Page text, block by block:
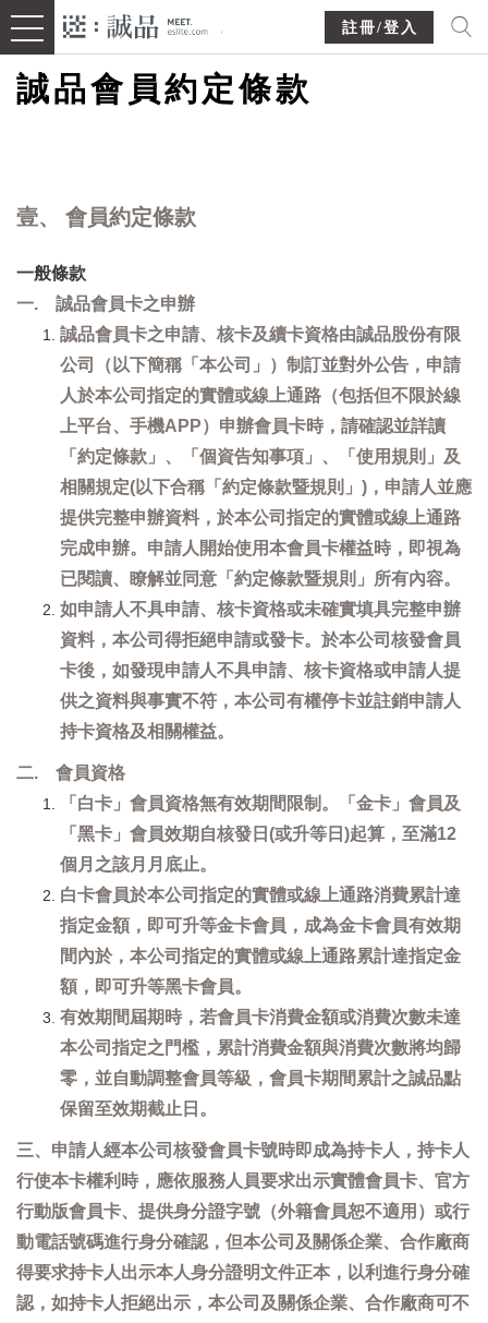
註冊/登入
誠品會員約定條款
壹、 會員約定條款
一般條款
一. 誠品會員卡之申辦
誠品會員卡之申請、核卡及續卡資格由誠品股份有限
公司（以下簡稱「本公司」）制訂並對外公告，申請
人於本公司指定的實體或線上通路（包括但不限於線
上平台、手機APP）申辦會員卡時，請確認並詳讀
「約定條款」、「個資告知事項」、「使用規則」及
相關規定(以下合稱「約定條款暨規則」)，申請人並應
提供完整申辦資料，於本公司指定的實體或線上通路
完成申辦。申請人開始使用本會員卡權益時，即視為
已閱讀、瞭解並同意「約定條款暨規則」所有內容。
如申請人不具申請、核卡資格或未確實填具完整申辦
資料，本公司得拒絕申請或發卡。於本公司核發會員
卡後，如發現申請人不具申請、核卡資格或申請人提
供之資料與事實不符，本公司有權停卡並註銷申請人
持卡資格及相關權益。
二. 會員資格
「白卡」會員資格無有效期間限制。「金卡」會員及
「黑卡」會員效期自核發日(或升等日)起算，至滿12
個月之該月月底止。
白卡會員於本公司指定的實體或線上通路消費累計達
指定金額，即可升等金卡會員，成為金卡會員有效期
間內於，本公司指定的實體或線上通路累計達指定金
額，即可升等黑卡會員。
有效期間屆期時，若會員卡消費金額或消費次數未達
本公司指定之門檻，累計消費金額與消費次數將均歸
零，並自動調整會員等級，會員卡期間累計之誠品點
保留至效期截止日。
三、申請人經本公司核發會員卡號時即成為持卡人，持卡人
行使本卡權利時，應依服務人員要求出示實體會員卡、官方
行動版會員卡、提供身分證字號（外籍會員恕不適用）或行
動電話號碼進行身分確認，但本公司及關係企業、合作廠商
得要求持卡人出示本人身分證明文件正本，以利進行身分確
認，如持卡人拒絕出示，本公司及關係企業、合作廠商可不